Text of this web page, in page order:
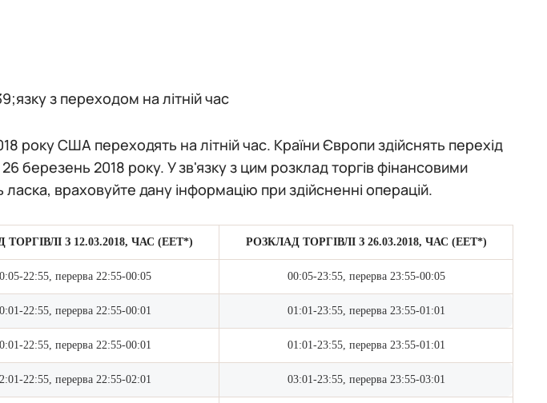
з переходом на літній час
року США переходять на літній час. Країни Європи здійснять перехід
26 березень 2018 року. У зв'язку з цим розклад торгів фінансовими
враховуйте дану інформацію при здійсненні операцій.
З 12.03.2018, ЧАС (EET*) РОЗКЛАД ТОРГІВЛІ З 26.03.2018, ЧАС (EET*)
22:55, перерва 22:55-00:05 00:05-23:55, перерва 23:55-00:05
22:55, перерва 22:55-00:01 01:01-23:55, перерва 23:55-01:01
22:55, перерва 22:55-00:01 01:01-23:55, перерва 23:55-01:01
22:55, перерва 22:55-02:01 03:01-23:55, перерва 23:55-03:01